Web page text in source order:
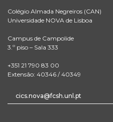
Colégio Almada Negreiros (CAN)
Universidade NOVA de Lisboa
Campus de Campolide
3.º piso – Sala 333
+351 21 790 83 00
Extensão: 40346 / 40349
cics.nova@fcsh.unl.pt